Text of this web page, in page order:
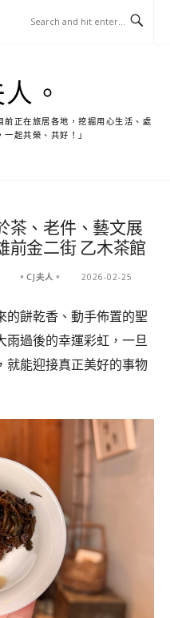
。
正在旅居各地，挖掘用心生活、處
起共榮、共好！」
茶、老件、藝文展
前金二街 乙木茶館
。CJ夫人。 2026-02-25
的餅乾香、動手佈置的聖
雨過後的幸運彩虹，一旦
就能迎接真正美好的事物